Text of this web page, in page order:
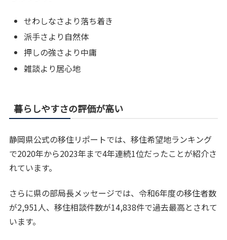
せわしなさより落ち着き
派手さより自然体
押しの強さより中庸
雑談より居心地
暮らしやすさの評価が高い
静岡県公式の移住リポートでは、移住希望地ランキング
で2020年から2023年まで4年連続1位だったことが紹介さ
れています。
さらに県の部局長メッセージでは、令和6年度の移住者数
が2,951人、移住相談件数が14,838件で過去最高とされて
います。